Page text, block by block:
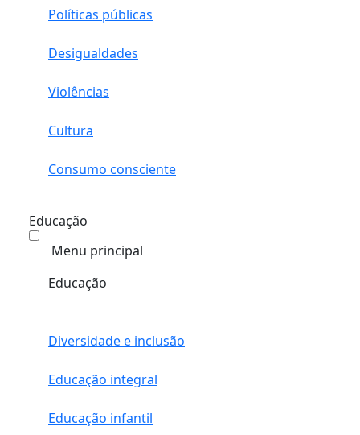
Políticas públicas
Desigualdades
Violências
Cultura
Consumo consciente
Educação
Menu principal
Educação
Diversidade e inclusão
Educação integral
Educação infantil